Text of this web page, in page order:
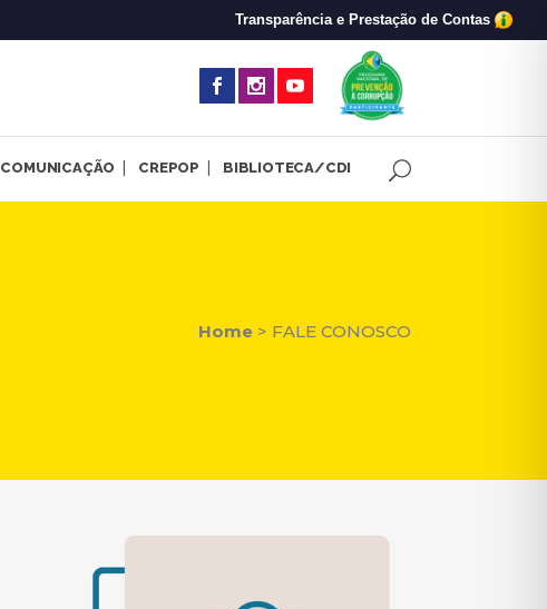
Transparência e Prestação de Contas
COMUNICAÇÃO CREPOP BIBLIOTECA/CDI
Home > FALE CONOSCO